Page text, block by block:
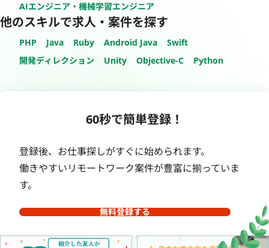
AIエンジニア・機械学習エンジニア
他のスキルで求人・案件を探す
PHP Java Ruby Android Java
Swift
開発ディレクション
Unity Objective-C Python
60秒で簡単登録！
登録後、お仕事探しがすぐに始められます。
働きやすいリモートワーク案件が豊富に揃っていま
す。
無料登録する